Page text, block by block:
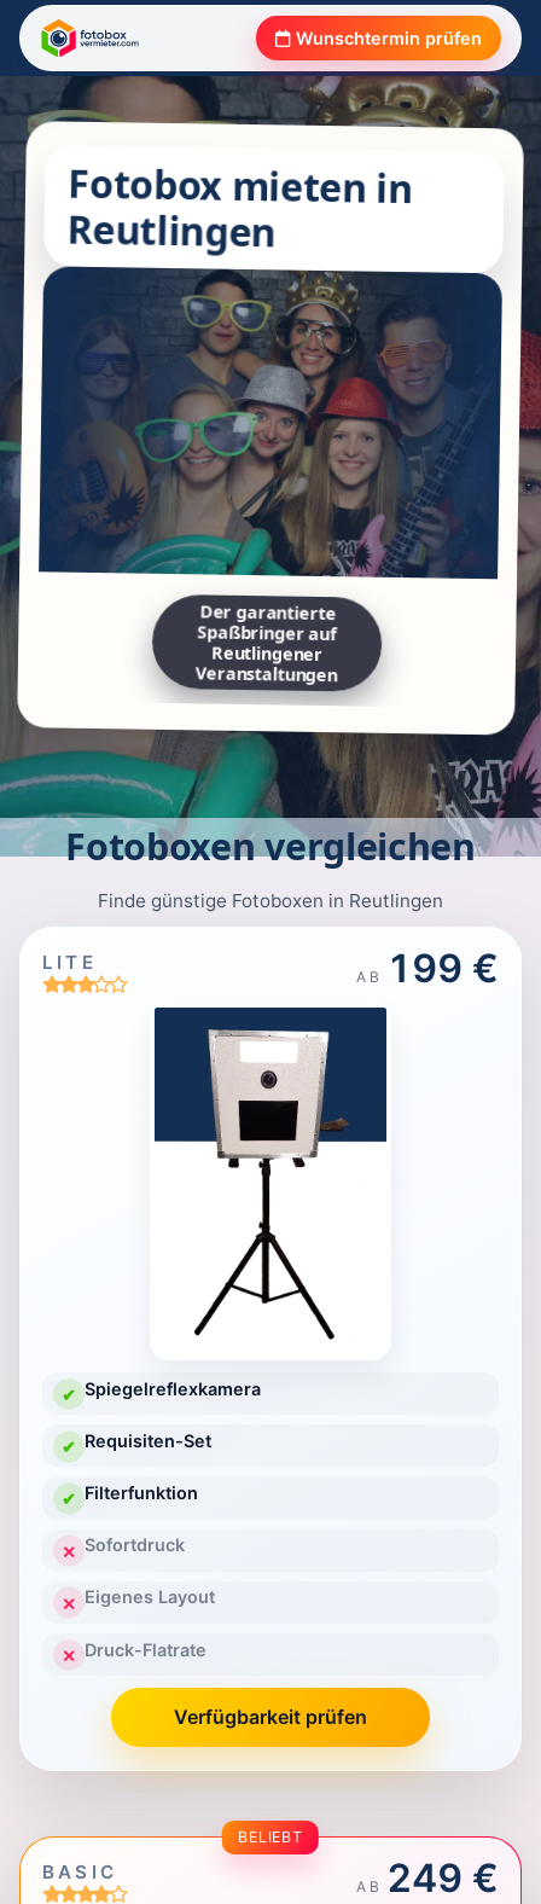
Wunschtermin prüfen
Fotobox mieten in
Reutlingen
Der garantierte
Spaßbringer auf
Reutlingener
Veranstaltungen
Fotoboxen vergleichen
Finde günstige Fotoboxen in Reutlingen
LITE
AB 199 €
✔ Spiegelreflexkamera
✔ Requisiten-Set
✔ Filterfunktion
✕ Sofortdruck
✕ Eigenes Layout
✕ Druck-Flatrate
Verfügbarkeit prüfen
BELIEBT
BASIC
AB 249 €